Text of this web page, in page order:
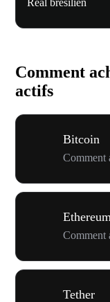
Réal brésilien
Comment
actifs
Bitcoin
Comment
Ethereum
Comment
Tether